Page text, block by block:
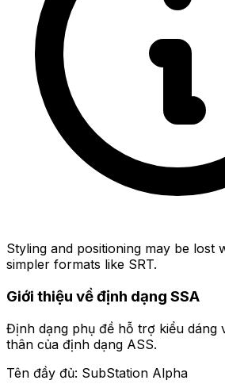
Styling and positioning may be lost
simpler formats like SRT.
Giới thiệu về định dạng SSA
Định dạng phụ đề hỗ trợ kiểu dáng
thân của định dạng ASS.
Tên đầy đủ: SubStation Alpha